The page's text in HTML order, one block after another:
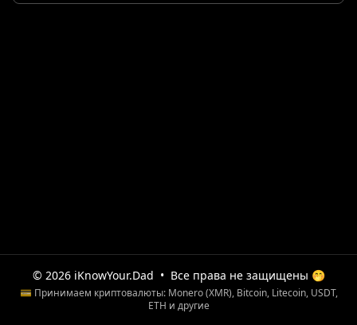
© 2026 iKnowYour.Dad • Все права не защищены 🤭
💳 Принимаем криптовалюты: Monero (XMR), Bitcoin, Litecoin, USDT,
ETH и другие